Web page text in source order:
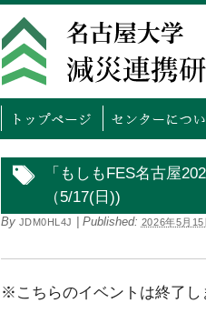
「もしもFES名古屋
（5/17(日))
By JDM0HL4J Published: 2026年5月15
※こちらのイベントは終了し